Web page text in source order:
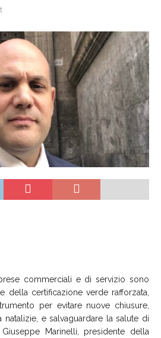
commerciali e di servizio sono
della certificazione verde rafforzata,
per evitare nuove chiusure,
natalizie, e salvaguardare la salute di
Marinelli, presidente della